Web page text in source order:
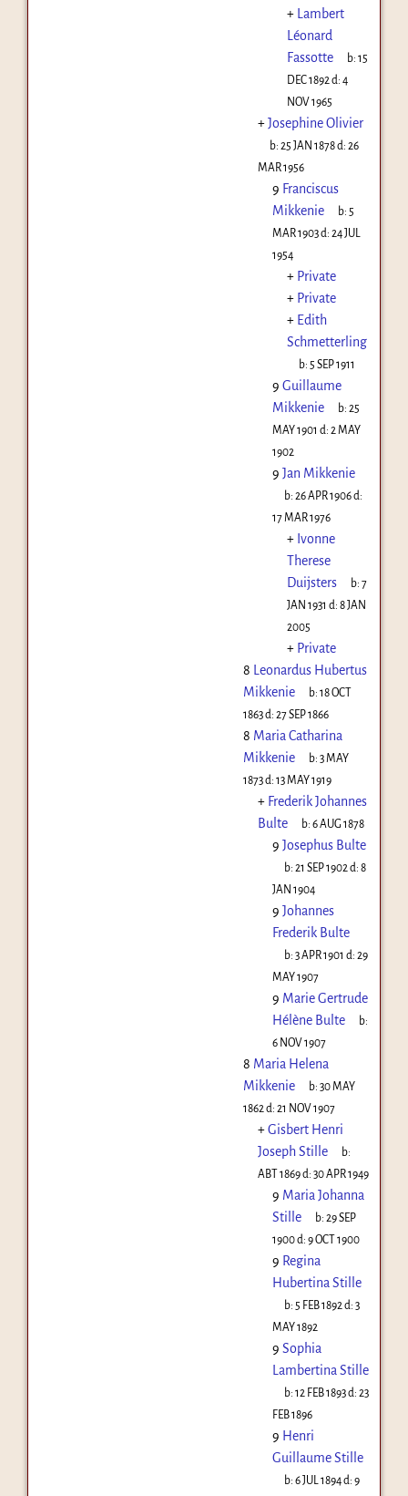
+ Lambert
Léonard
Fassotte
b:15
DEC 1892 d: 4
NOV 1965
+Josephine Olivier
b:25 JAN 1878d:26
MAR 1956
9 Franciscus
Mikkenie
b: 5
MAR 1903d: 24 JUL
1954
+ Private
+ Private
+ Edith
Schmetterling
b: 5 SEP 1911
9 Guillaume
Mikkenie
b:25
MAY 1901 d: 2 MAY
1902
9 Jan Mikkenie
b:26 APR 1906d:
17 MAR 1976
+ Ivonne
Therese
Duijsters
b:7
JAN 1931 d: 8 JAN
2005
+ Private
8 Leonardus Hubertus
Mikkenie
b:18 OCT
1863d: 27 SEP 1866
8 Maria Catharina
Mikkenie
b:3 MAY
1873d: 13 MAY 1919
+ Frederik Johannes
Bulte
b:6 AUG 1878
9 Josephus Bulte
b:21 SEP 1902 d:8
JAN 1904
9 Johannes
Frederik Bulte
b:3 APR 1901 d:29
MAY 1907
9 Marie Gertrude
Hélène Bulte
b:
6 NOV 1907
8 Maria Helena
Mikkenie
b:30 MAY
1862 d: 21 NOV 1907
+Gisbert Henri
Joseph Stille
b:
ABT 1869d: 30 APR 1949
9 Maria Johanna
Stille
b:29 SEP
1900d: 9 OCT 1900
9 Regina
Hubertina Stille
b: 5 FEB 1892 d:3
MAY 1892
9 Sophia
Lambertina Stille
b:12 FEB 1893d:23
FEB 1896
9 Henri
Guillaume Stille
b:6 JUL 1894d:9